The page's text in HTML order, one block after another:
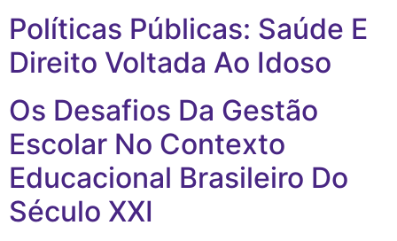
Políticas Públicas: Saúde E
Direito Voltada Ao Idoso
Os Desafios Da Gestão
Escolar No Contexto
Educacional Brasileiro Do
Século XXI